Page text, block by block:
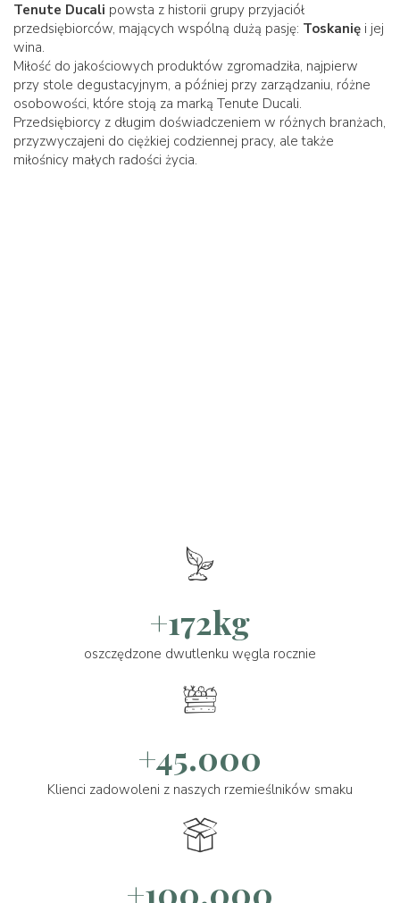
Tenute Ducali powsta z historii grupy przyjaciół
przedsiębiorców, mających wspólną dużą pasję: Toskanię i jej
wina.
Miłość do jakościowych produktów zgromadziła, najpierw
przy stole degustacyjnym, a później przy zarządzaniu, różne
osobowości, które stoją za marką Tenute Ducali.
Przedsiębiorcy z długim doświadczeniem w różnych branżach,
przyzwyczajeni do ciężkiej codziennej pracy, ale także
miłośnicy małych radości życia.
+172kg
oszczędzone dwutlenku węgla rocznie
+45.000
Klienci zadowoleni z naszych rzemieślników smaku
+100.000